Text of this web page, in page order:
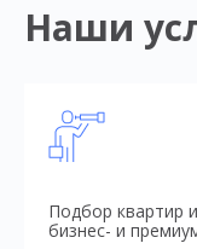
Наши
Подбор квартир
бизнес- и